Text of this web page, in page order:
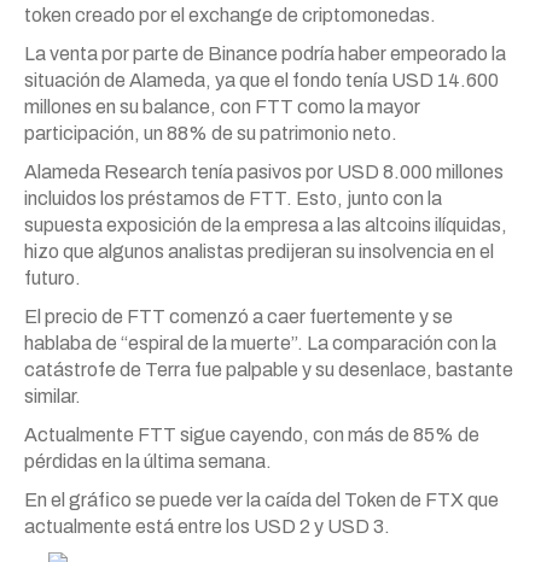
token creado por el exchange de criptomonedas.
La venta por parte de Binance podría haber empeorado la
situación de Alameda, ya que el fondo tenía USD 14.600
millones en su balance, con FTT como la mayor
participación, un 88% de su patrimonio neto.
Alameda Research tenía pasivos por USD 8.000 millones
incluidos los préstamos de FTT. Esto, junto con la
supuesta exposición de la empresa a las altcoins ilíquidas,
hizo que algunos analistas predijeran su insolvencia en el
futuro.
El precio de FTT comenzó a caer fuertemente y se
hablaba de “espiral de la muerte”. La comparación con la
catástrofe de Terra fue palpable y su desenlace, bastante
similar.
Actualmente FTT sigue cayendo, con más de 85% de
pérdidas en la última semana.
En el gráfico se puede ver la caída del Token de FTX que
actualmente está entre los USD 2 y USD 3.